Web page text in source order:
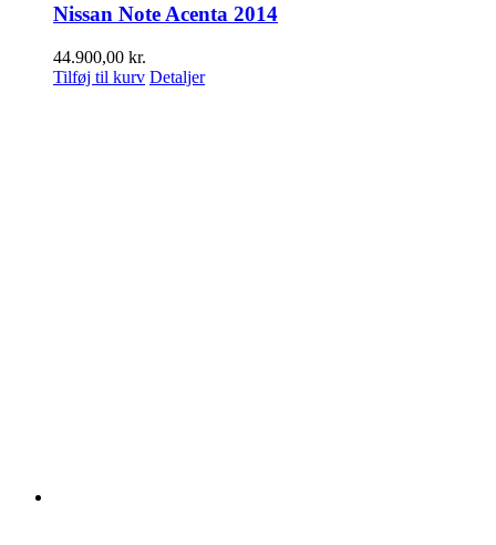
Nissan Note Acenta 2014
44.900,00 kr.
Tilføj til kurv Detaljer